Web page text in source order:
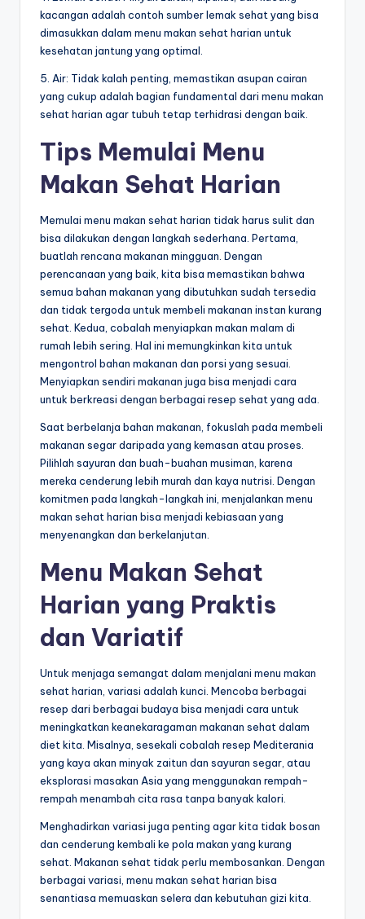
kacangan adalah contoh sumber lemak sehat yang bisa
dimasukkan dalam menu makan sehat harian untuk
kesehatan jantung yang optimal.
5. Air: Tidak kalah penting, memastikan asupan cairan
yang cukup adalah bagian fundamental dari menu makan
sehat harian agar tubuh tetap terhidrasi dengan baik.
Tips Memulai Menu
Makan Sehat Harian
Memulai menu makan sehat harian tidak harus sulit dan
bisa dilakukan dengan langkah sederhana. Pertama,
buatlah rencana makanan mingguan. Dengan
perencanaan yang baik, kita bisa memastikan bahwa
semua bahan makanan yang dibutuhkan sudah tersedia
dan tidak tergoda untuk membeli makanan instan kurang
sehat. Kedua, cobalah menyiapkan makan malam di
rumah lebih sering. Hal ini memungkinkan kita untuk
mengontrol bahan makanan dan porsi yang sesuai.
Menyiapkan sendiri makanan juga bisa menjadi cara
untuk berkreasi dengan berbagai resep sehat yang ada.
Saat berbelanja bahan makanan, fokuslah pada membeli
makanan segar daripada yang kemasan atau proses.
Pilihlah sayuran dan buah-buahan musiman, karena
mereka cenderung lebih murah dan kaya nutrisi. Dengan
komitmen pada langkah-langkah ini, menjalankan menu
makan sehat harian bisa menjadi kebiasaan yang
menyenangkan dan berkelanjutan.
Menu Makan Sehat
Harian yang Praktis
dan Variatif
Untuk menjaga semangat dalam menjalani menu makan
sehat harian, variasi adalah kunci. Mencoba berbagai
resep dari berbagai budaya bisa menjadi cara untuk
meningkatkan keanekaragaman makanan sehat dalam
diet kita. Misalnya, sesekali cobalah resep Mediterania
yang kaya akan minyak zaitun dan sayuran segar, atau
eksplorasi masakan Asia yang menggunakan rempah-
rempah menambah cita rasa tanpa banyak kalori.
Menghadirkan variasi juga penting agar kita tidak bosan
dan cenderung kembali ke pola makan yang kurang
sehat. Makanan sehat tidak perlu membosankan. Dengan
berbagai variasi, menu makan sehat harian bisa
senantiasa memuaskan selera dan kebutuhan gizi kita.